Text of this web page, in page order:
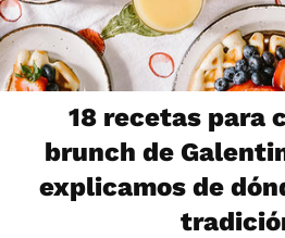
18 recetas para
brunch de
explicamos de